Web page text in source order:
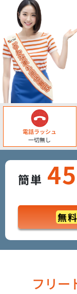
電話ラッシュ
一切無し
簡単
無料
フリー